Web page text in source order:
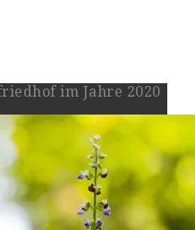
im Jahre 2020